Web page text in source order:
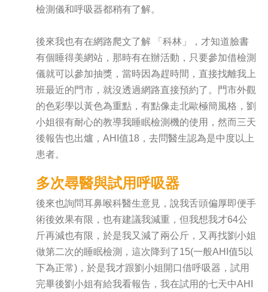
檢測儀和呼吸器都稍有了解。
後來我也有在網路爬文了解 「科林」，才知道臉書
有個睡得美網站，那時有在辦活動，只要參加借檢測
儀就可以參加抽獎，當時因為趕時間，直接找離我上
班最近的門市，就沒透過網路直接預約了。門市外觀
的色彩學以黃色為重點，有點像走北歐極簡風格，劉
小姐很有耐心的教導我睡眠檢測機的使用，然而三天
後報告也出爐，AHI值18，去問醫生認為是中度以上
患者。
多次尋醫與試用呼吸器
後來也詢問耳鼻喉科醫生意見，說我舌頭偏厚即便手
術後效果有限，也有建議我減重，但我想我才64公
斤再減也有限，於是我又減了兩公斤，又再找劉小姐
做第二次的睡眠檢測，這次降到了15(一般AHI值5以
下為正常)，於是我才跟劉小姐開口借呼吸器，試用
完畢後劉小姐有給我看報告，我在試用的七天中AHI